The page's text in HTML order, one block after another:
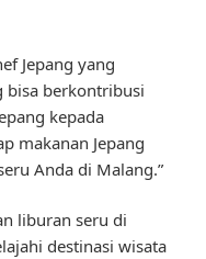
Jepang yang
bisa berkontribusi
kepada
makanan Jepang
Anda di Malang.”
liburan seru di
destinasi wisata